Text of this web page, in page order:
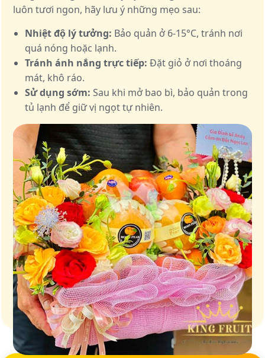
luôn tươi ngon, hãy lưu ý những mẹo sau:
Nhiệt độ lý tưởng: Bảo quản ở 6-15°C, tránh nơi
quá nóng hoặc lạnh.
Tránh ánh nắng trực tiếp: Đặt giỏ ở nơi thoáng
mát, khô ráo.
Sử dụng sớm: Sau khi mở bao bì, bảo quản trong
tủ lạnh để giữ vị ngọt tự nhiên.
Giữ trọn vị ngọt của thiên nhiên